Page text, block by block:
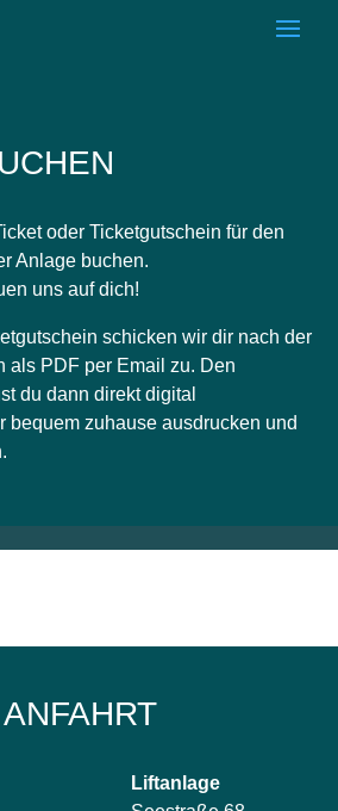
oder Ticketgutschein für den
Anlage buchen.
uns auf dich!
schicken wir dir nach der
als PDF per Email zu. Den
du dann direkt digital
bequem zuhause ausdrucken und
Liftanlage